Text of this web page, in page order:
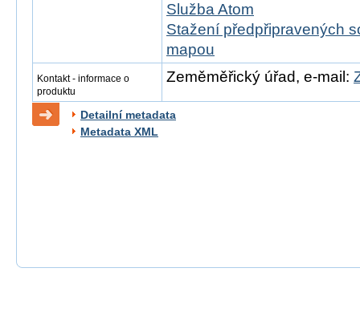
Služba Atom
Stažení předpřipravených
mapou
Kontakt - informace o
produktu
Zeměměřický úřad, e-mail:
Detailní metadata
Metadata XML